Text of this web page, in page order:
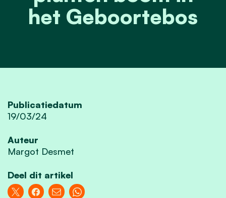
het Geboortebos
Publicatiedatum
19/03/24
Auteur
Margot Desmet
Deel dit artikel